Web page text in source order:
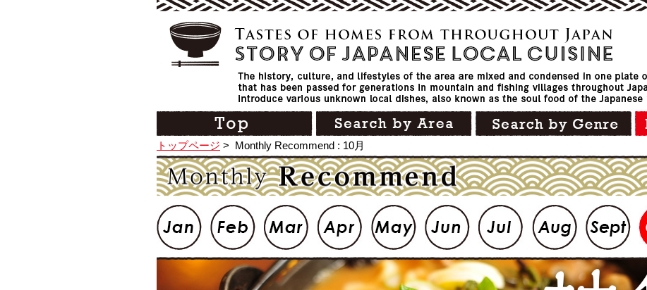
トップページ > Monthly Recommend : 10月